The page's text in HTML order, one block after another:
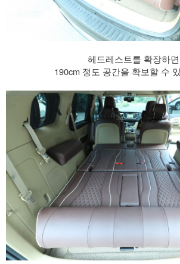
헤드레스트를 확장하면
190cm 정도 공간을 확보할 수